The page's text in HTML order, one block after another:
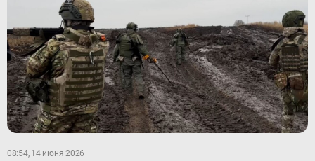
08:54, 14 июня 2026